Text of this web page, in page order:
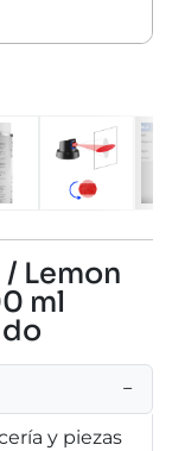
/ Lemon
ml
−
y piezas